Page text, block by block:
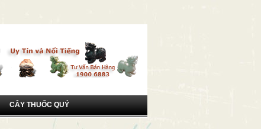
CÂY THUỐC QUÝ